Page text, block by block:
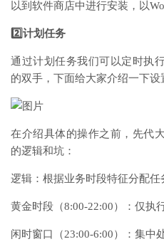
以到软件商店中进行安装，以
2️⃣计划任务
通过计划任务我们可以定时执
的双手，下面给大家介绍一下设
在介绍具体的操作之前，先代
的逻辑和坑：
逻辑：根据业务时段特征分配任
黄金时段（8:00-22:00）：仅执
闲时窗口（23:00-6:00）：集中